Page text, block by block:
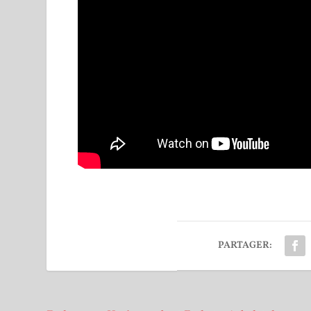
PARTAGER: